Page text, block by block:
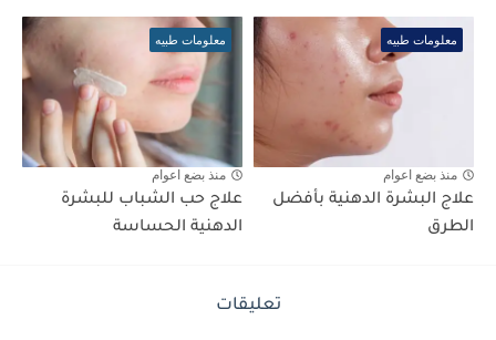
معلومات طبيه
منذ بضع اعوام
علاج البشرة الدهنية بأفضل
الطرق
معلومات طبيه
منذ بضع اعوام
علاج حب الشباب للبشرة
الدهنية الحساسة
تعليقات